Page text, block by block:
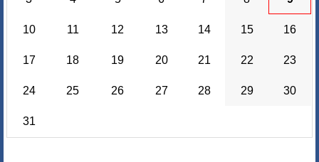
10 11 12 13 14 15 16
17 18 19 20 21 22 23
24 25 26 27 28 29 30
31